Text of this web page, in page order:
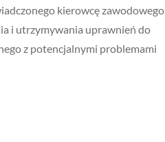
kierowcę zawodowego.
i utrzymywania uprawnień do
z potencjalnymi problemami